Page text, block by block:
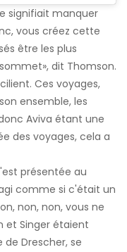
signifiait manquer
vous créez cette
être les plus
dit Thomson.
Ces voyages,
ensemble, les
Aviva étant une
des voyages, cela a
présentée au
comme si c'était un
non, non, vous ne
et Singer étaient
Drescher, se